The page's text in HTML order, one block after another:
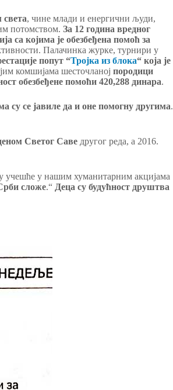
, чине млади и енергични људи,
потомством. За 12 година вредног
са којима је обезбеђена помоћ за
Палачинка журке, турнири у
попут “Тројка из блока“ која је
комшијама шесточланој породици
обезбеђене помоћи 420,288 динара.
су се јавиле да и оне помогну другима.
Светог Саве другог реда, а 2016.
учешће у нашим хуманитарним акцијама
сложе.“ Деца су будућност друштва